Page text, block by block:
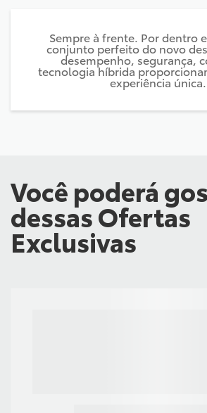
Sempre à frente. Por dentro
conjunto perfeito do novo
desempenho, segurança,
tecnologia híbrida
experiência única.
Você poderá
dessas Ofertas
Exclusivas